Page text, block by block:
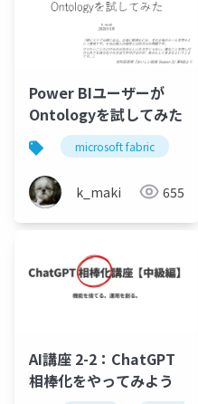
Power BIユーザーが
Ontologyを試してみた
microsoft fabric
k_maki 655
AI講座 2-2：ChatGPT
相棒化をやってみよう